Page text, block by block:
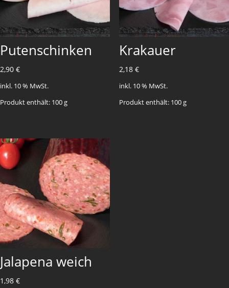
Putenschinken
2,90 €
inkl. 10 % MwSt.
Produkt enthält: 100g
Krakauer
2,18 €
inkl. 10 % MwSt.
Produkt enthält: 100g
Jalapena weich
1,98 €